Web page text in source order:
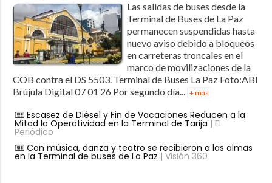
Las salidas de buses desde la
Terminal de Buses de La Paz
permanecen suspendidas hasta
nuevo aviso debido a bloqueos
en carreteras troncales en el
marco de movilizaciones de la
COB contra el DS 5503. Terminal de Buses La Paz Foto:ABI
Brújula Digital 07 01 26 Por segundo día... + más
Escasez de Diésel y Fin de Vacaciones Reducen a la
Mitad la Operatividad en la Terminal de Tarija | El
Periódico
Con música, danza y teatro se recibieron a las almas
en la Terminal de buses de La Paz | Visión 360